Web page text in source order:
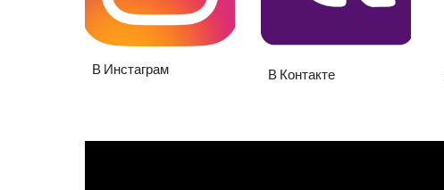
В Инстаграм В Контакте